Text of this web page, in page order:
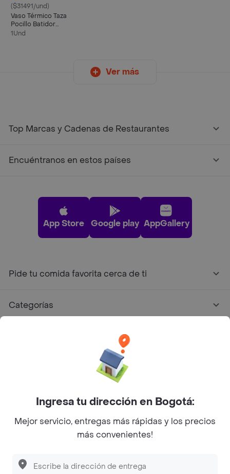
($31491/und)
Vaso Térmico Taza
Pocillo Batidor
Mezclador Eléctrico
1Und
Ver más
Top Marcas y Cadenas de Restaurantes
Encuéntranos en estos países
App Store Google play AppGallery
Pide tu comida favorita cerca de ti
Categorías
Facebook
Twitter
Instagram
©2026Rappi Inc. All rights reserved.
Ingresa tu dirección en Bogotá:
Mejor servicio, entregas más rápidas y los precios
más convenientes!